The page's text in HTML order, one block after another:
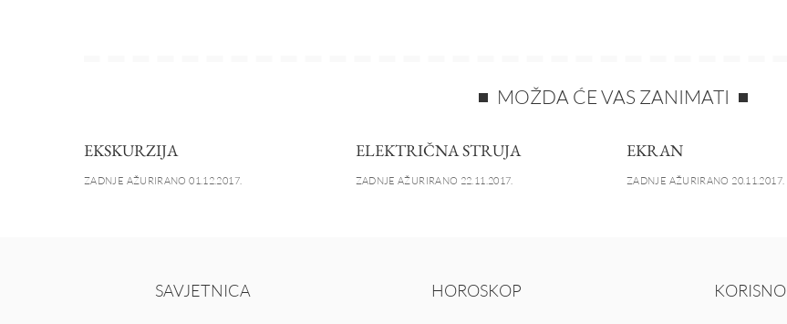
MOŽDA ĆE VAS ZANIMATI
EKSKURZIJA
ZADNJE AŽURIRANO 01.12.2017.
ELEKTRIČNA STRUJA
ZADNJE AŽURIRANO 22.11.2017.
EKRAN
ZADNJE AŽURIRANO 20.11.2017.
SAVJETNICA HOROSKOP KORISNO